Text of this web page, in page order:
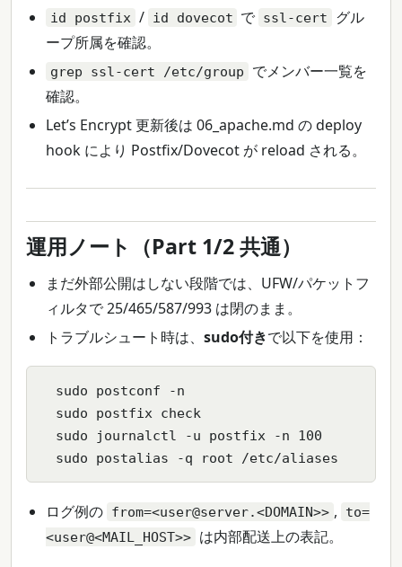
id postfix / id dovecot で ssl-cert
グル
ープ所属を確認。
grep ssl-cert /etc/group
でメンバー一覧を
確認。
Let’s Encrypt 更新後は 06_apache.md の deploy
hook により Postfix/Dovecot が reload される。
運用ノート（Part 1/2 共通）
まだ外部公開はしない段階では、UFW/パケットフ
ィルタで 25/465/587/993 は閉のまま。
トラブルシュート時は、sudo付きで以下を使用：
  sudo postconf -n
  sudo postfix check
  sudo journalctl -u postfix -n 100
  sudo postalias -q root /etc/aliases
ログ例の from=<user@server.<DOMAIN>> ,
to=
<user@<MAIL_HOST>> は内部配送上の表記。